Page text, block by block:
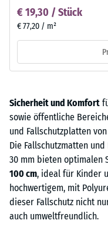
€ 19,30 / Stück
€ 77,20 / m²
Sicherheit und Komfort
sowie öffentliche
und Fallschutzplatten von
Die Fallschutzmatten
30 mm bieten optimalen
100 cm, ideal für Kinder
hochwertigem, mit
dieser Fallschutz nicht
auch umweltfreundlich.